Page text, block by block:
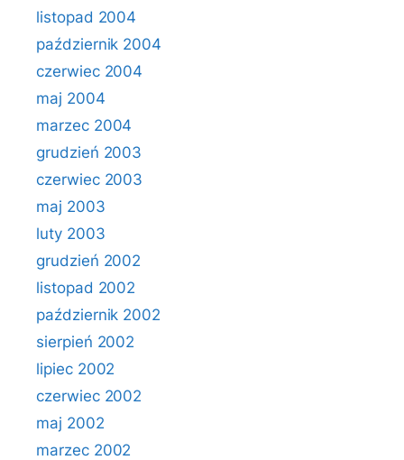
listopad 2004
październik 2004
czerwiec 2004
maj 2004
marzec 2004
grudzień 2003
czerwiec 2003
maj 2003
luty 2003
grudzień 2002
listopad 2002
październik 2002
sierpień 2002
lipiec 2002
czerwiec 2002
maj 2002
marzec 2002